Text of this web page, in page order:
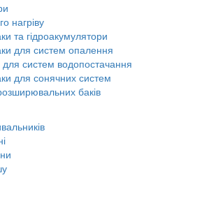
нагріву
та гідроакумулятори
для систем опалення
для систем водопостачання
для сонячних систем
баків